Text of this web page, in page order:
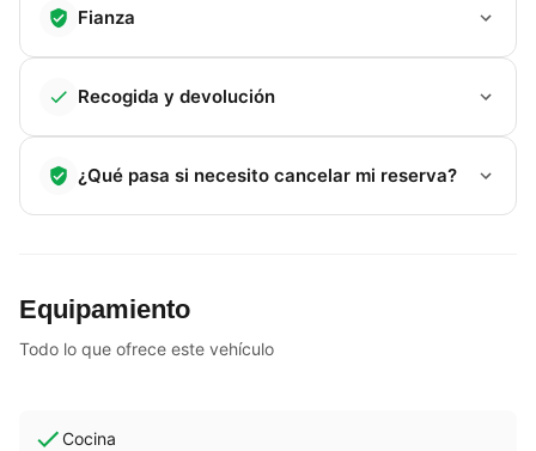
Fianza
Recogida y devolución
¿Qué pasa si necesito cancelar mi reserva?
Equipamiento
Todo lo que ofrece este vehículo
Cocina